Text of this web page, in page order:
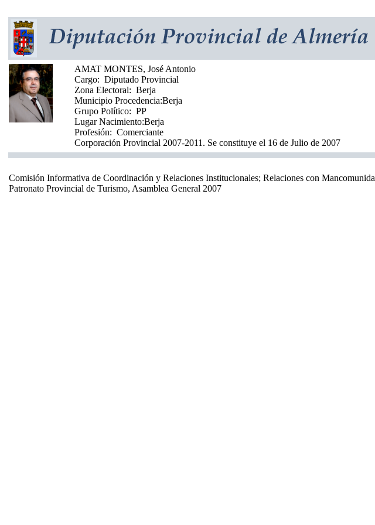
AMAT MONTES, José Antonio
Cargo: Diputado Provincial
Zona Electoral: Berja
Municipio Procedencia:Berja
Grupo Político: PP
Lugar Nacimiento:Berja
Profesión: Comerciante
Corporación Provincial 2007-2011. Se constituye el 16 de Julio de 2007
Comisión Informativa de Coordinación y Relaciones Institucionales; Relaciones con
Patronato Provincial de Turismo, Asamblea General 2007